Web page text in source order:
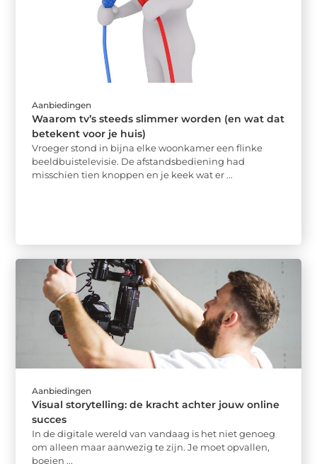
Aanbiedingen
Waarom tv’s steeds slimmer worden (en wat dat
betekent voor je huis)
Vroeger stond in bijna elke woonkamer een flinke
beeldbuistelevisie. De afstandsbediening had
misschien tien knoppen en je keek wat er ...
Aanbiedingen
Visual storytelling: de kracht achter jouw online
succes
In de digitale wereld van vandaag is het niet genoeg
om alleen maar aanwezig te zijn. Je moet opvallen,
boeien ...